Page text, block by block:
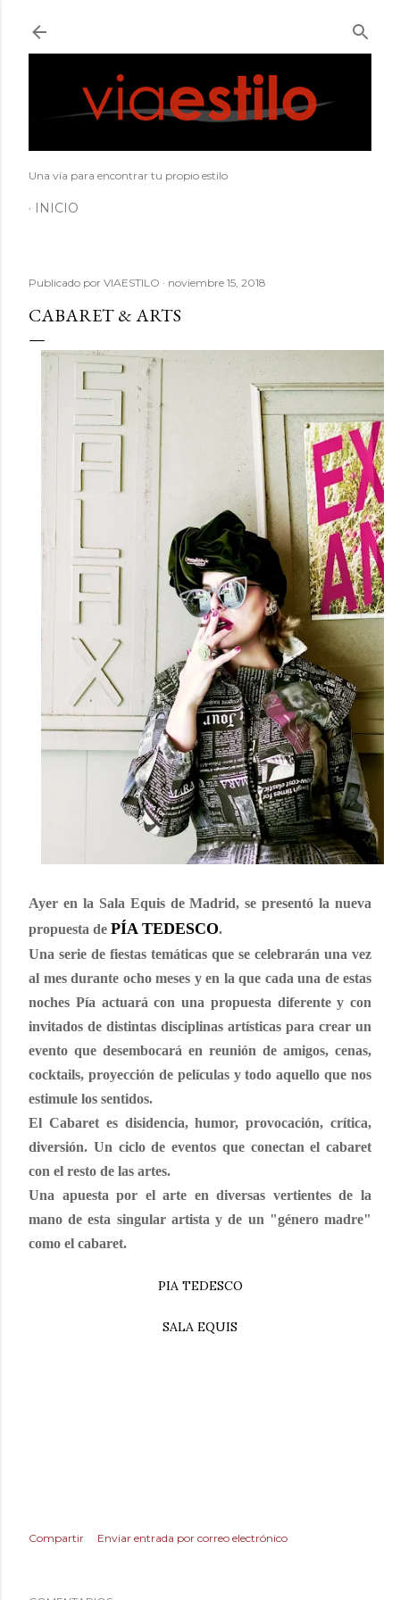
Una vía para encontrar tu propio estilo
INICIO
Publicado por VIAESTILO noviembre 15, 2018
CABARET & ARTS
Ayer en la Sala Equis de Madrid, se presentó la nueva
propuesta de PÍA TEDESCO.
Una serie de fiestas temáticas que se celebrarán una vez
al mes durante ocho meses y en la que cada una de estas
noches Pía actuará con una propuesta diferente y con
invitados de distintas disciplinas artísticas para crear un
evento que desembocará en reunión de amigos, cenas,
cocktails, proyección de películas y todo aquello que nos
estimule los sentidos.
El Cabaret es disidencia, humor, provocación, crítica,
diversión. Un ciclo de eventos que conectan el cabaret
con el resto de las artes.
Una apuesta por el arte en diversas vertientes de la
mano de esta singular artista y de un "género madre"
como el cabaret.
PIA TEDESCO
SALA EQUIS
Compartir Enviar entrada por correo electrónico